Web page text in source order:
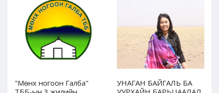
"Мөнх ногоон Галба"
УНАГАН БАЙГАЛЬ БА